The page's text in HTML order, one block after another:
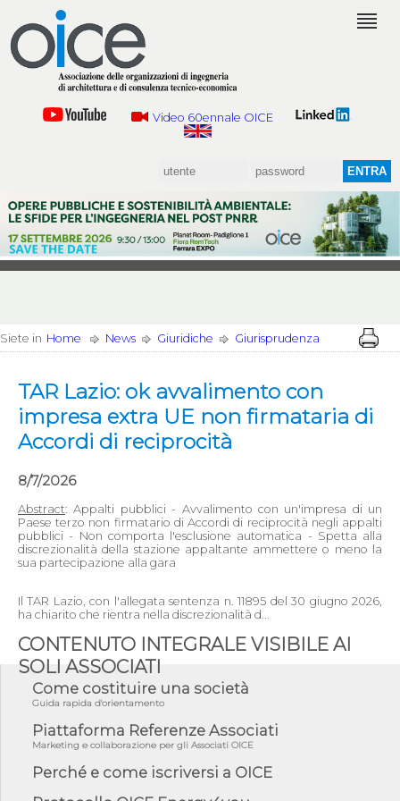
Video 60ennale OICE
Siete in Home News Giuridiche Giurisprudenza
TAR Lazio: ok avvalimento con
impresa extra UE non firmataria di
Accordi di reciprocità
8/7/2026
Abstract: Appalti pubblici - Avvalimento con un'impresa di un
Paese terzo non firmatario di Accordi di reciprocità negli appalti
pubblici - Non comporta l'esclusione automatica - Spetta alla
discrezionalità della stazione appaltante ammettere o meno la
sua partecipazione alla gara
Il TAR Lazio, con l'allegata sentenza n. 11895 del 30 giugno 2026,
ha chiarito che rientra nella discrezionalità d...
CONTENUTO INTEGRALE VISIBILE AI
SOLI ASSOCIATI
Come costituire una società
Guida rapida d'orientamento
Piattaforma Referenze Associati
Marketing e collaborazione per gli Associati OICE
Perché e come iscriversi a OICE
07/08/26 - Lettera OICE per il bando del Commissario di